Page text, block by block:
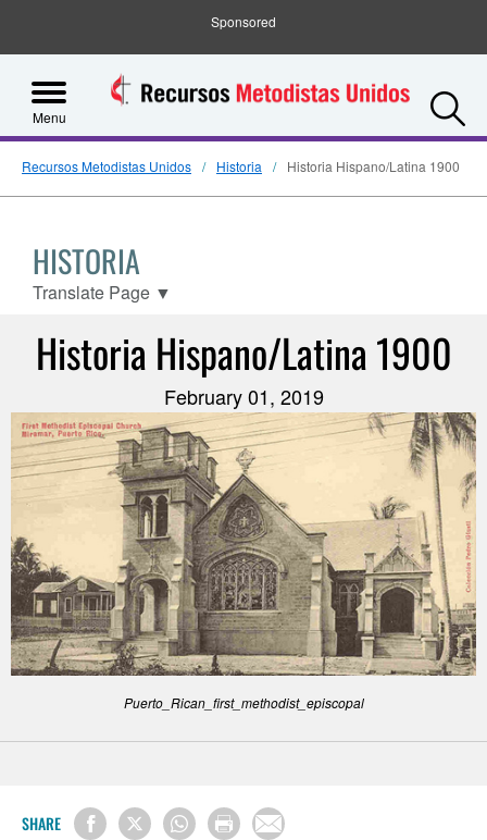
Sponsored
Menu
Recursos Metodistas Unidos Historia Historia Hispano/Latina 1900
HISTORIA
Translate Page ▼
Historia Hispano/Latina 1900
February 01, 2019
Puerto_Rican_first_methodist_episcopal
SHARE